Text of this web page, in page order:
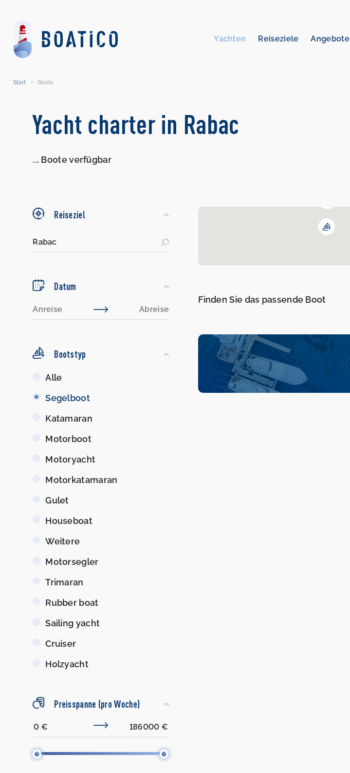
Yachten Reiseziele Angebote
Start Boote
Yacht charter in Rabac
... Boote verfügbar
Reiseziel
Datum
Bootstyp
Bootstyp
Alle
Segelboot
Katamaran
Motorboot
Motoryacht
Motorkatamaran
Gulet
Houseboat
Weitere
Motorsegler
Trimaran
Rubber boat
Sailing yacht
Cruiser
Holzyacht
Preisspanne (pro Woche)
Finden Sie das passende Boot